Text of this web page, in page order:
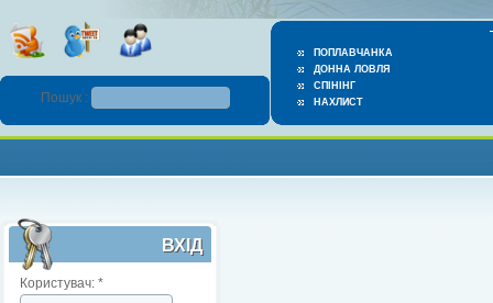
ПОПЛАВЧАНКА
ДОННА ЛОВЛЯ
СПІНІНГ
НАХЛИСТ
Пошук :
ВХІД
Користувач: *